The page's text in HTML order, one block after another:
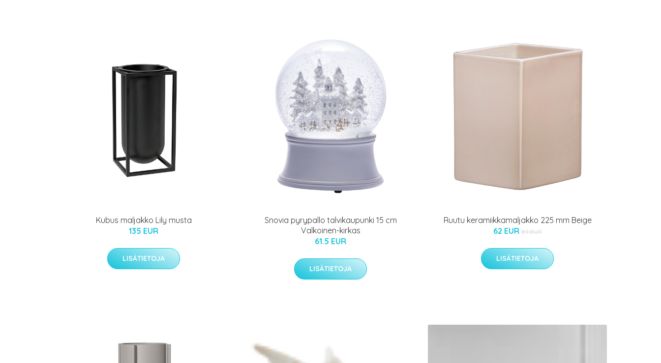
Kubus maljakko Lily musta
135 EUR
LISÄTIETOJA
Snovia pyrypallo talvikaupunki 15 cm
Valkoinen-kirkas
61.5 EUR
LISÄTIETOJA
Ruutu keramiikkamaljakko 225 mm Beige
62 EUR 89 EUR
LISÄTIETOJA